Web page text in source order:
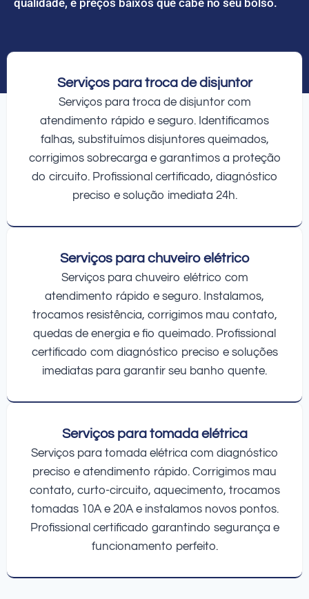
Serviços para troca de disjuntor
Serviços para troca de disjuntor com
atendimento rápido e seguro. Identificamos
falhas, substituímos disjuntores queimados,
corrigimos sobrecarga e garantimos a proteção
do circuito. Profissional certificado, diagnóstico
preciso e solução imediata 24h.
Serviços para chuveiro elétrico
Serviços para chuveiro elétrico com
atendimento rápido e seguro. Instalamos,
trocamos resistência, corrigimos mau contato,
quedas de energia e fio queimado. Profissional
certificado com diagnóstico preciso e soluções
imediatas para garantir seu banho quente.
Serviços para tomada elétrica
Serviços para tomada elétrica com diagnóstico
preciso e atendimento rápido. Corrigimos mau
contato, curto-circuito, aquecimento, trocamos
tomadas 10A e 20A e instalamos novos pontos.
Profissional certificado garantindo segurança e
funcionamento perfeito.